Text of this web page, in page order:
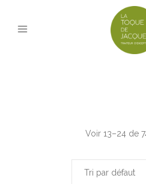
Voir 13–24 de
Tri par défaut